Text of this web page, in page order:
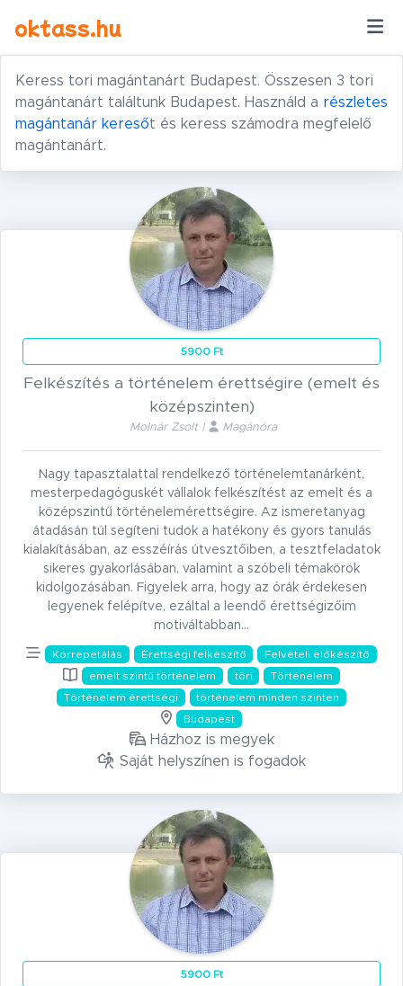
oktass.hu
Keress tori magántanárt Budapest. Összesen 3 tori
magántanárt találtunk Budapest. Használd a részletes
magántanár keresőt és keress számodra megfelelő
magántanárt.
5900 Ft
Felkészítés a történelem érettségire (emelt és
középszinten)
Molnár Zsolt | Magánóra
Nagy tapasztalattal rendelkező történelemtanárként,
mesterpedagóguskét vállalok felkészítést az emelt és a
középszintű történelemérettségire. Az ismeretanyag
átadásán túl segíteni tudok a hatékony és gyors tanulás
kialakításában, az esszéírás útvesztőiben, a tesztfeladatok
sikeres gyakorlásában, valamint a szóbeli témakörök
kidolgozásában. Figyelek arra, hogy az órák érdekesen
legyenek felépítve, ezáltal a leendő érettségizőim
motiváltabban…
Korrepetálás Érettségi felkészítő
Felvételi előkészítő
emelt szintű történelem
töri
Történelem
Történelem érettségi
történelem minden szinten
Budapest
Házhoz is megyek
Saját helyszínen is fogadok
5900 Ft